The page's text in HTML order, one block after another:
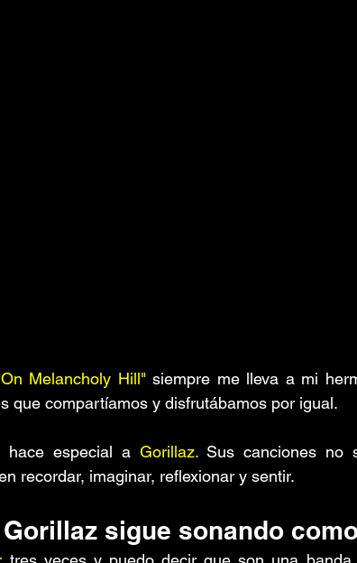
Melancholy Hill" siempre me lleva a mi
que compartíamos y disfrutábamos por igual.
especial a Gorillaz. Sus canciones no
recordar, imaginar, reflexionar y sentir.
sigue sonando